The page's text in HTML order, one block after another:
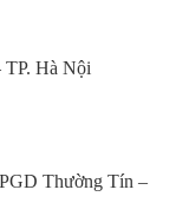
Hà Nội
Thường Tín –